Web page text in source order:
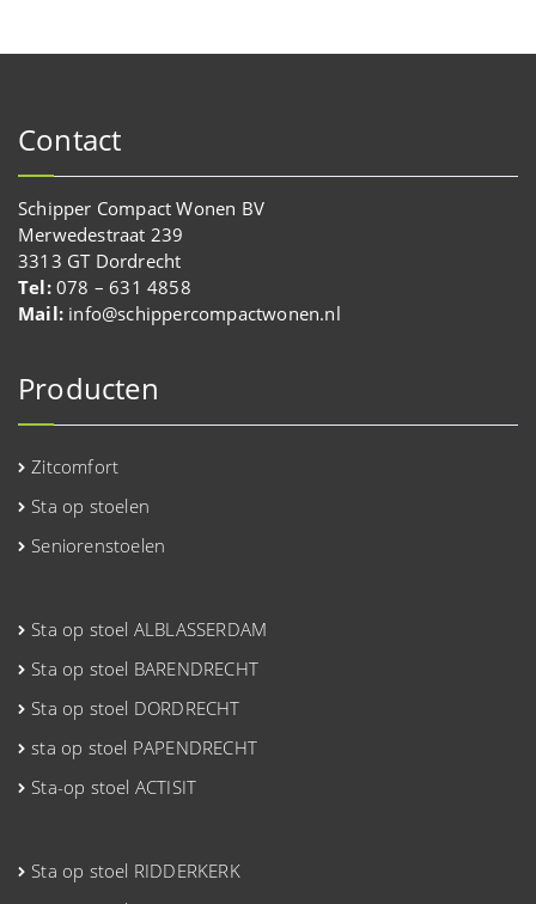
Contact
Schipper Compact Wonen BV
Merwedestraat 239
3313 GT Dordrecht
Tel:078 – 631 4858
Mail: info@schippercompactwonen.nl
Producten
Zitcomfort
Sta op stoelen
Seniorenstoelen
Sta op stoel ALBLASSERDAM
Sta op stoel BARENDRECHT
Sta op stoel DORDRECHT
sta op stoel PAPENDRECHT
Sta-op stoel ACTISIT
Sta op stoel RIDDERKERK